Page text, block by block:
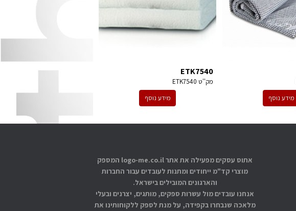
מידע נוסף
ETK7540
מק''ט ETK7540
מידע נוסף
אתוס עסקים מפעילה את אתר logo-me.co.il המספק
מוצרי קד"מ ייחודים ומתנות לעובדים עבור החברות
והארגונים המובילים בישראל.
אנחנו עובדים מול עשרות ספקים, מותגים, יצרנים ובעלי
מלאכה שנבחרו בקפידה, על מנת לספק ללקוחותינו את